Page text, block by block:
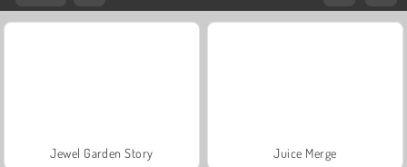
Jewel Garden Story Juice Merge